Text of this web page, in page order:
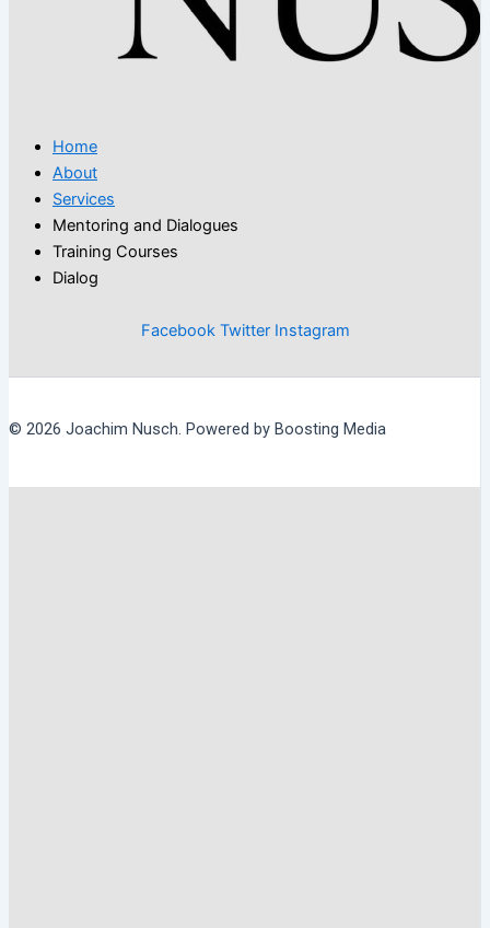
Home
About
Services
Mentoring and Dialogues
Training Courses
Dialog
Facebook Twitter Instagram
© 2026 Joachim Nusch. Powered by Boosting Media